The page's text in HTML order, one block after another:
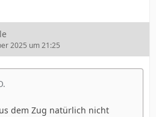
2025 um 21:25
dem Zug natürlich nicht